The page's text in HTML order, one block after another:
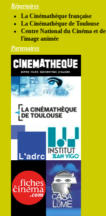
Répertoires
La Cinémathèque française
La Cinémathèque de Toulouse
Centre National du Cinéma et de
l'image animée
Partenaires